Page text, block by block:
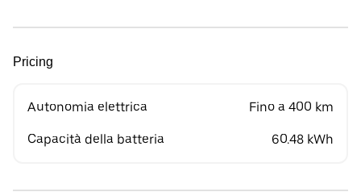
Pricing
Autonomia elettrica Fino a 400 km
Capacità della batteria 60.48 kWh